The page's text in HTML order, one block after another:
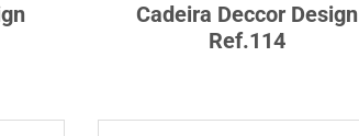
Cadeira Deccor Design
Ref.114